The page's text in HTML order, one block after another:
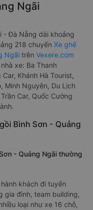
Ngãi
- Đà Nẵng dài khoảng
218 chuyến Xe ghế
Ngãi trên Vexere.com
xe: Ba Thanh
Khánh Hà Tourist,
Minh Nguyên, Du Lịch
Car, Quốc Cường
Bình Sơn - Quảng
- Quảng Ngãi thường
khách đi tuyến
gia đình, team building,
loại như xe 16 chỗ,